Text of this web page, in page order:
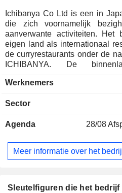
Ichibanya Co Ltd is een in
die zich voornamelijk
aanverwante activiteiten. Het
eigen land als internationaal
de curryrestaurants onder de
ICHIBANYA. De
(FC-winkels). Het bedrijf
verbruiksartikelen en
aan
geconsolideerde
ondernemingen en andere
Werknemers
Sector
Agenda 28/08
Meer informatie over het
Sleutelfiguren die het bedrijf